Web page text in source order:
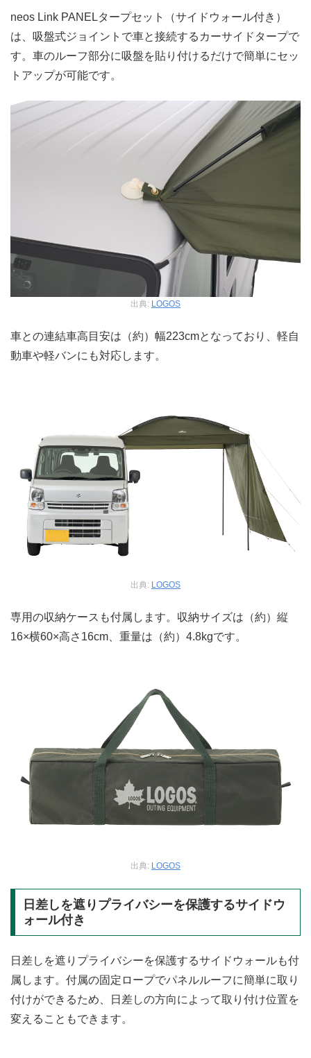
neos Link PANELタープセット（サイドウォール付き）
は、吸盤式ジョイントで車と接続するカーサイドタープで
す。車のルーフ部分に吸盤を貼り付けるだけで簡単にセッ
トアップが可能です。
出典: LOGOS
車との連結車高目安は（約）幅223cmとなっており、軽自
動車や軽バンにも対応します。
出典: LOGOS
専用の収納ケースも付属します。収納サイズは（約）縦
16×横60×高さ16cm、重量は（約）4.8kgです。
出典: LOGOS
日差しを遮りプライバシーを保護するサイドウ
ォール付き
日差しを遮りプライバシーを保護するサイドウォールも付
属します。付属の固定ロープでパネルルーフに簡単に取り
付けができるため、日差しの方向によって取り付け位置を
変えることもできます。